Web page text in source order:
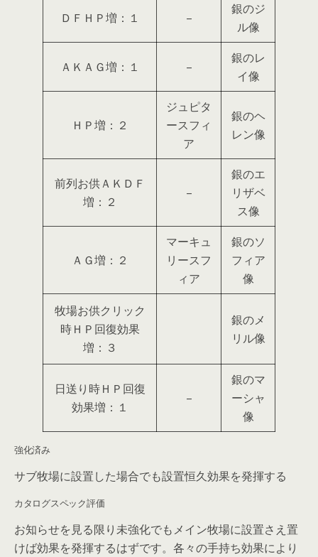
ＤＦＨＰ増：１ –
銀のジ
ル像
ＡＫＡＧ増：１ –
銀のレ
イ像
ＨＰ増：２
ジュピタ
ースフィ
ア
銀のヘ
レン像
前列お供ＡＫＤＦ
増：２
–
銀のエ
リザベ
ス像
ＡＧ増：２
マーキュ
リースフ
ィア
銀のソ
フィア
像
牧場お供クリック
時ＨＰ回復効果
増：３
銀のメ
リル像
日送り時ＨＰ回復
効果増：１
–
銀のマ
ーシャ
像
強化済み
サブ牧場に設置した場合でも設置恒久効果を発揮する
カタログスペック評価
お知らせを見る限り未強化でもメイン牧場に設置さえ置
けば効果を発揮するはずです。各々の手持ち効果により